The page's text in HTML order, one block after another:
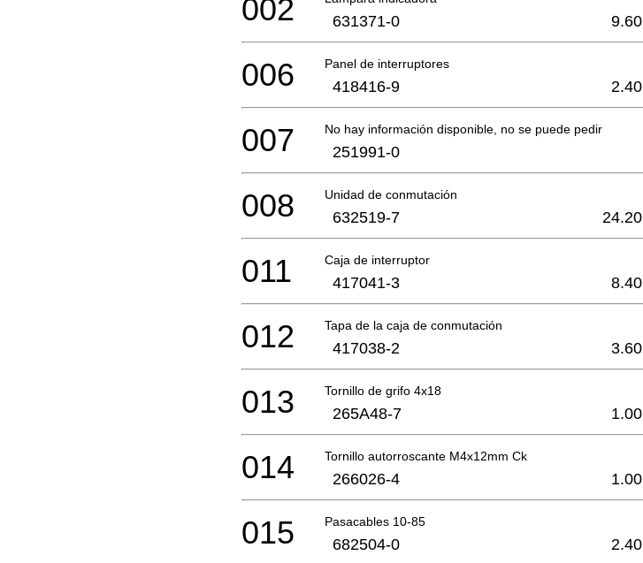
002 631371-0 9.60
Panel de interruptores
006 418416-9 2.40
No hay información disponible, no se puede pedir
007 251991-0
Unidad de conmutación
008 632519-7 24.20
Caja de interruptor
011 417041-3 8.40
Tapa de la caja de conmutación
012 417038-2 3.60
Tornillo de grifo 4x18
013 265A48-7 1.00
Tornillo autorroscante M4x12mm Ck
014 266026-4 1.00
Pasacables 10-85
015 682504-0 2.40